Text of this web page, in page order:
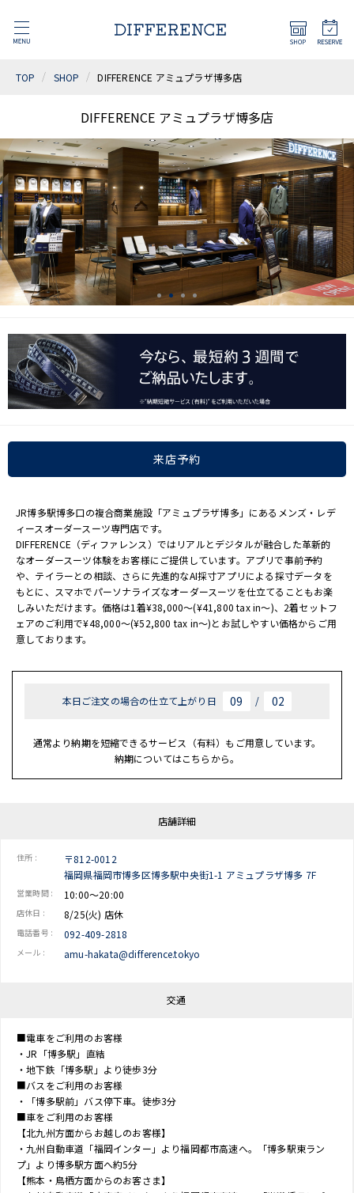
TOP SHOP DIFFERENCE アミュプラザ博多店
DIFFERENCE アミュプラザ博多店
来店予約
JR博多駅博多口の複合商業施設「アミュプラザ博多」にあるメンズ・レデ
ィースオーダースーツ専門店です。
DIFFERENCE（ディファレンス）ではリアルとデジタルが融合した革新的
なオーダースーツ体験をお客様にご提供しています。アプリで事前予約
や、テイラーとの相談、さらに先進的なAI採寸アプリによる採寸データを
もとに、スマホでパーソナライズなオーダースーツを仕立てることもお楽
しみいただけます。価格は1着¥38,000～(¥41,800 tax in〜)、2着セットフ
ェアのご利用で¥48,000～(¥52,800 tax in～)とお試しやすい価格からご用
意しております。
本日ご注文の場合の仕立て上がり日 09 / 02
通常より納期を短縮できるサービス（有料）もご用意しています。
納期についてはこちらから。
店舗詳細
住所 :
〒812-0012
福岡県福岡市博多区博多駅中央街1-1 アミュプラザ博多 7F
営業時間 : 10:00～20:00
店休日 : 8/25(火) 店休
電話番号 : 092-409-2818
メール : amu-hakata@difference.tokyo
交通
■電車をご利用のお客様
・JR「博多駅」直結
・地下鉄「博多駅」より徒歩3分
■バスをご利用のお客様
・「博多駅前」バス停下車。徒歩3分
■車をご利用のお客様
【北九州方面からお越しのお客様】
・九州自動車道「福岡インター」より福岡都市高速へ。「博多駅東ラン
プ」より博多駅方面へ約5分
【熊本・鳥栖方面からのお客さま】